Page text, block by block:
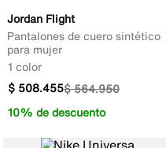
Jordan Flight
Pantalones de cuero sintético
para mujer
1 color
$564.950
$ 508.455
10% de descuento